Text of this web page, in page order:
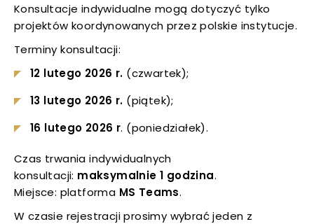
uwaga, link otwiera się w nowej karcie
uwaga, link otwiera się w nowej karcie
uwaga, link otwiera się w nowej karcie
uwaga, link otwiera się w nowej karcie
karcie
otwiera
się
nowej
Konsultacje indywidualne mogą dotyczyć tylko
projektów koordynowanych przez polskie instytucje.
Terminy konsultacji:
12 lutego 2026 r. (czwartek);
13 lutego 2026 r. (piątek);
16 lutego 2026 r. (poniedziałek).
Czas trwania indywidualnych
konsultacji: maksymalnie 1 godzina.
Miejsce: platforma MS Teams.
W czasie rejestracji prosimy wybrać jeden z